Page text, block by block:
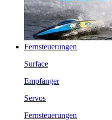
Fernsteuerungen
Surface
Empfänger
Servos
Fernsteuerungen